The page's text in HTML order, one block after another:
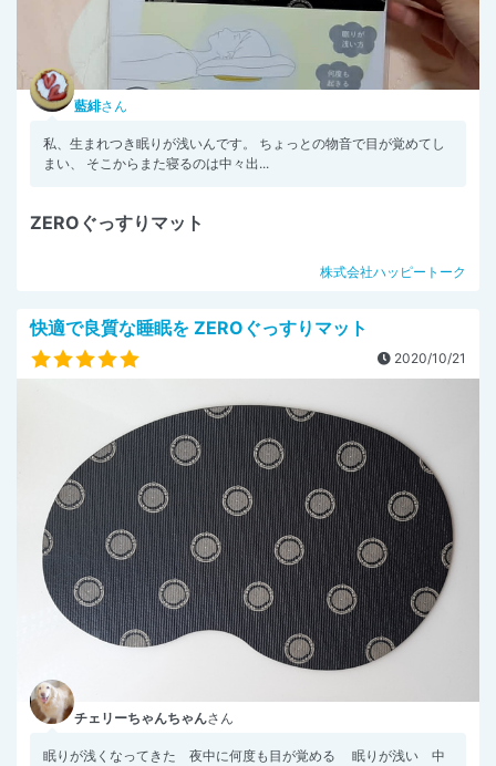
藍緋さん
私、生まれつき眠りが浅いんです。 ちょっとの物音で目が覚めてし
まい、 そこからまた寝るのは中々出...
ZEROぐっすりマット
株式会社ハッピートーク
快適で良質な睡眠を ZEROぐっすりマット
2020/10/21
チェリーちゃんちゃんさん
眠りが浅くなってきた 夜中に何度も目が覚める 眠りが浅い 中